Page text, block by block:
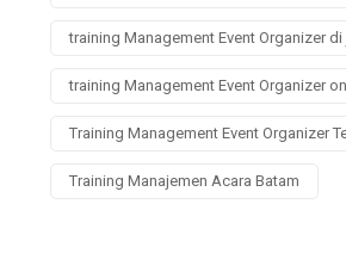
training Management Event Organizer
training Management Event Organizer
Training Management Event Organizer
Training Manajemen Acara Batam